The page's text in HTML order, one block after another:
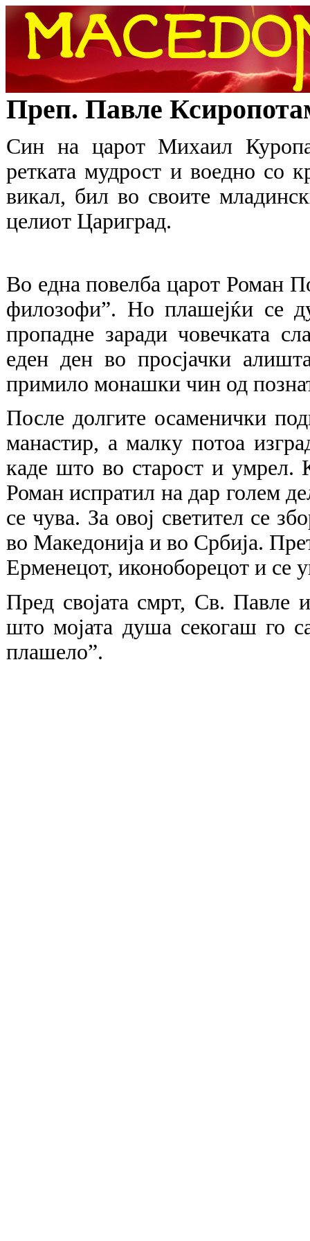
Преп. Павле
Син на царот Михаил
ретката мудрост и воедно со
викал, бил во своите
целиот Цариград.
Во една повелба царот Роман
филозофи”. Но плашејќи се
пропадне заради човечката
еден ден во просјачки
примило монашки чин од
После долгите осаменички
манастир, а малку потоа
каде што во старост и умрел.
Роман испратил на дар голем
се чува. За овој светител се
во Македонија и во Србија.
Ерменецот, иконоборецот и се
Пред својата смрт, Св. Павле
што мојата душа секогаш го
плашело”.